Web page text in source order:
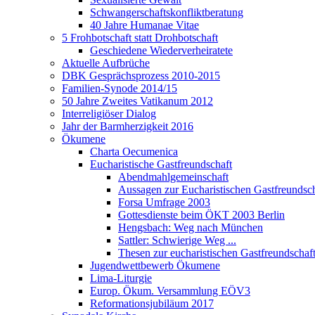
Schwangerschaftskonfliktberatung
40 Jahre Humanae Vitae
5 Frohbotschaft statt Drohbotschaft
Geschiedene Wiederverheiratete
Aktuelle Aufbrüche
DBK Gesprächsprozess 2010-2015
Familien-Synode 2014/15
50 Jahre Zweites Vatikanum 2012
Interreligiöser Dialog
Jahr der Barmherzigkeit 2016
Ökumene
Charta Oecumenica
Eucharistische Gastfreundschaft
Abendmahlgemeinschaft
Aussagen zur Eucharistischen
Forsa Umfrage 2003
Gottesdienste beim ÖKT 2003 Berlin
Hengsbach: Weg nach München
Sattler: Schwierige Weg ...
Thesen zur eucharistischen Gastfreundschaft
Jugendwettbewerb Ökumene
Lima-Liturgie
Europ. Ökum. Versammlung EÖV3
Reformationsjubiläum 2017